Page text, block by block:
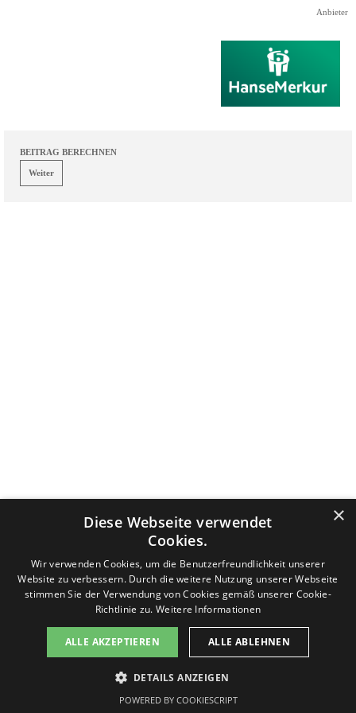
Anbieter
BEITRAG BERECHNEN
v-f-d.com ist ein Angebot von
Zurück zum Seiteninhalt
×
Diese Webseite verwendet
Cookies.
Wir verwenden Cookies, um die Benutzerfreundlichkeit unserer
Website zu verbessern. Durch die weitere Nutzung unserer Webseite
stimmen Sie der Verwendung von Cookies gemäß unserer Cookie-
Richtlinie zu.Weitere Informationen
ALLE AKZEPTIEREN ALLE ABLEHNEN
DETAILS ANZEIGEN
POWERED BY COOKIESCRIPT
Es werden keine persönlichen Daten gespeichert, sondern nur technische, die für die Website benötigt werden.
Sollten Sie damit nicht einverstanden sein, drücken Sie bitte nicht den Button "Einverstanden". Sie können die
zur Verfügung:
Google Browser-Add-on Informationen zum Datenschutz Einverstanden